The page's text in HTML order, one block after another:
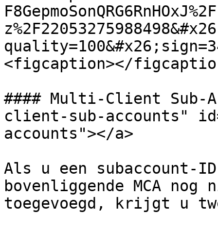
<figcaption></
#### Multi-Client Sub-
client-sub-accounts"
accounts"></a>
Als u een subaccount-
bovenliggende MCA
toegevoegd, krijgt u